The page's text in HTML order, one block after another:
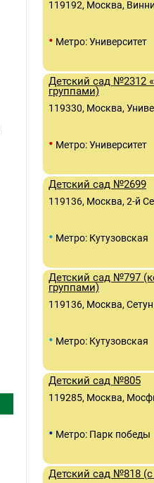
119192, Москва,
• Метро: Университет
Детский сад №2312
группами)
119330, Москва,
• Метро: Университет
Детский сад №2699
119136, Москва, 2-й
• Метро: Кутузовская
Детский сад №797
группами)
119136, Москва,
• Метро: Кутузовская
Детский сад №805
119285, Москва,
• Метро: Парк победы
Детский сад №818